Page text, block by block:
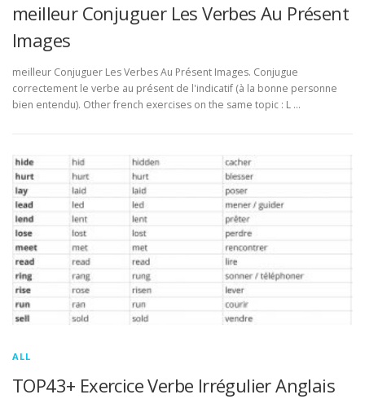
meilleur Conjuguer Les Verbes Au Présent
Images
meilleur Conjuguer Les Verbes Au Présent Images. Conjugue
correctement le verbe au présent de l'indicatif (à la bonne personne
bien entendu). Other french exercises on the same topic : L …
ALL
TOP43+ Exercice Verbe Irrégulier Anglais